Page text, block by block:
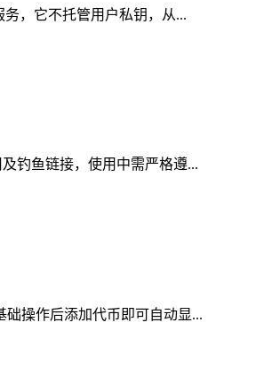
，它不托管用户私钥，从...
钓鱼链接，使用中需严格遵...
操作后添加代币即可自动显...